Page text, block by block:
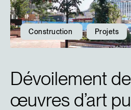
Construction Projets
Dévoilement
œuvres d’art